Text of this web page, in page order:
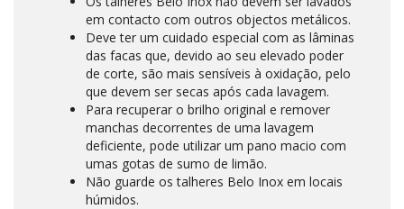
em contacto com outros objectos metálicos.
Deve ter um cuidado especial com as lâminas
das facas que, devido ao seu elevado poder
de corte, são mais sensíveis à oxidação, pelo
que devem ser secas após cada lavagem.
Para recuperar o brilho original e remover
manchas decorrentes de uma lavagem
deficiente, pode utilizar um pano macio com
umas gotas de sumo de limão.
Não guarde os talheres Belo Inox em locais
húmidos.